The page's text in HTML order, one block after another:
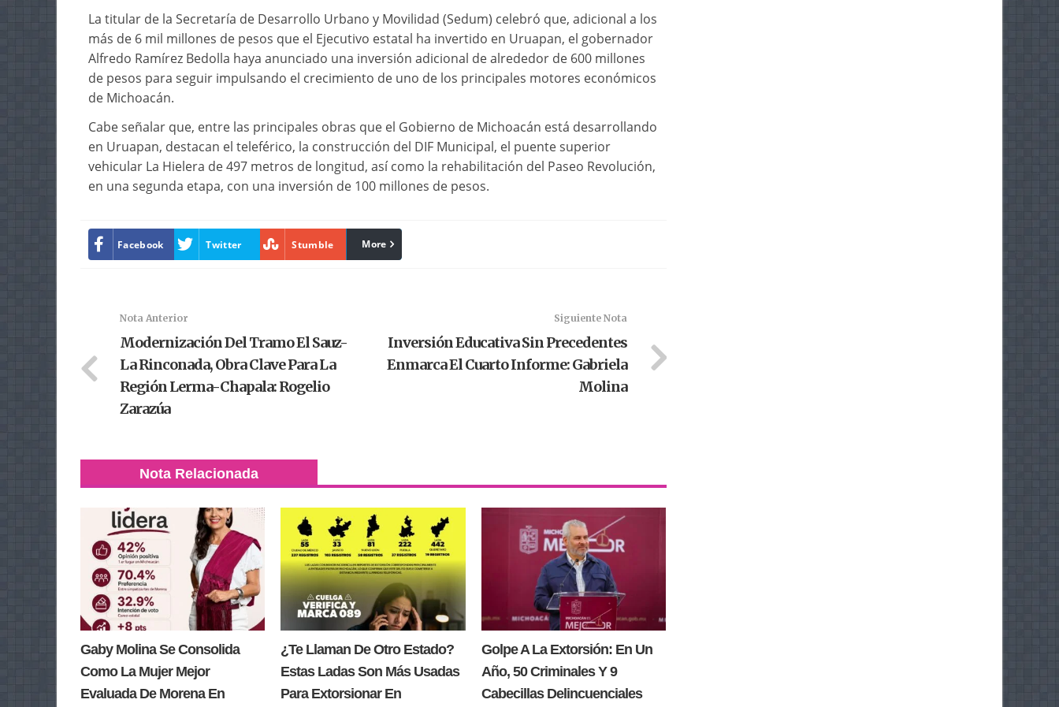
La titular de la Secretaría de Desarrollo Urbano y Movilidad (Sedum) celebró que, adicional a los
más de 6 mil millones de pesos que el Ejecutivo estatal ha invertido en Uruapan, el gobernador
Alfredo Ramírez Bedolla haya anunciado una inversión adicional de alrededor de 600 millones
de pesos para seguir impulsando el crecimiento de uno de los principales motores económicos
de Michoacán.
Cabe señalar que, entre las principales obras que el Gobierno de Michoacán está desarrollando
en Uruapan, destacan el teleférico, la construcción del DIF Municipal, el puente superior
vehicular La Hielera de 497 metros de longitud, así como la rehabilitación del Paseo Revolución,
en una segunda etapa, con una inversión de 100 millones de pesos.
Facebook Twitter Stumble linkedin
More
Nota Anterior
Modernización Del Tramo El Sauz-
La Rinconada, Obra Clave Para La
Región Lerma-Chapala: Rogelio
Zarazúa
Siguiente Nota
Inversión Educativa Sin Precedentes
Enmarca El Cuarto Informe: Gabriela
Molina
Nota Relacionada
Gaby Molina Se Consolida
Como La Mujer Mejor
Evaluada De Morena En
¿Te Llaman De Otro Estado?
Estas Ladas Son Más Usadas
Para Extorsionar En
Golpe A La Extorsión: En Un
Año, 50 Criminales Y 9
Cabecillas Delincuenciales